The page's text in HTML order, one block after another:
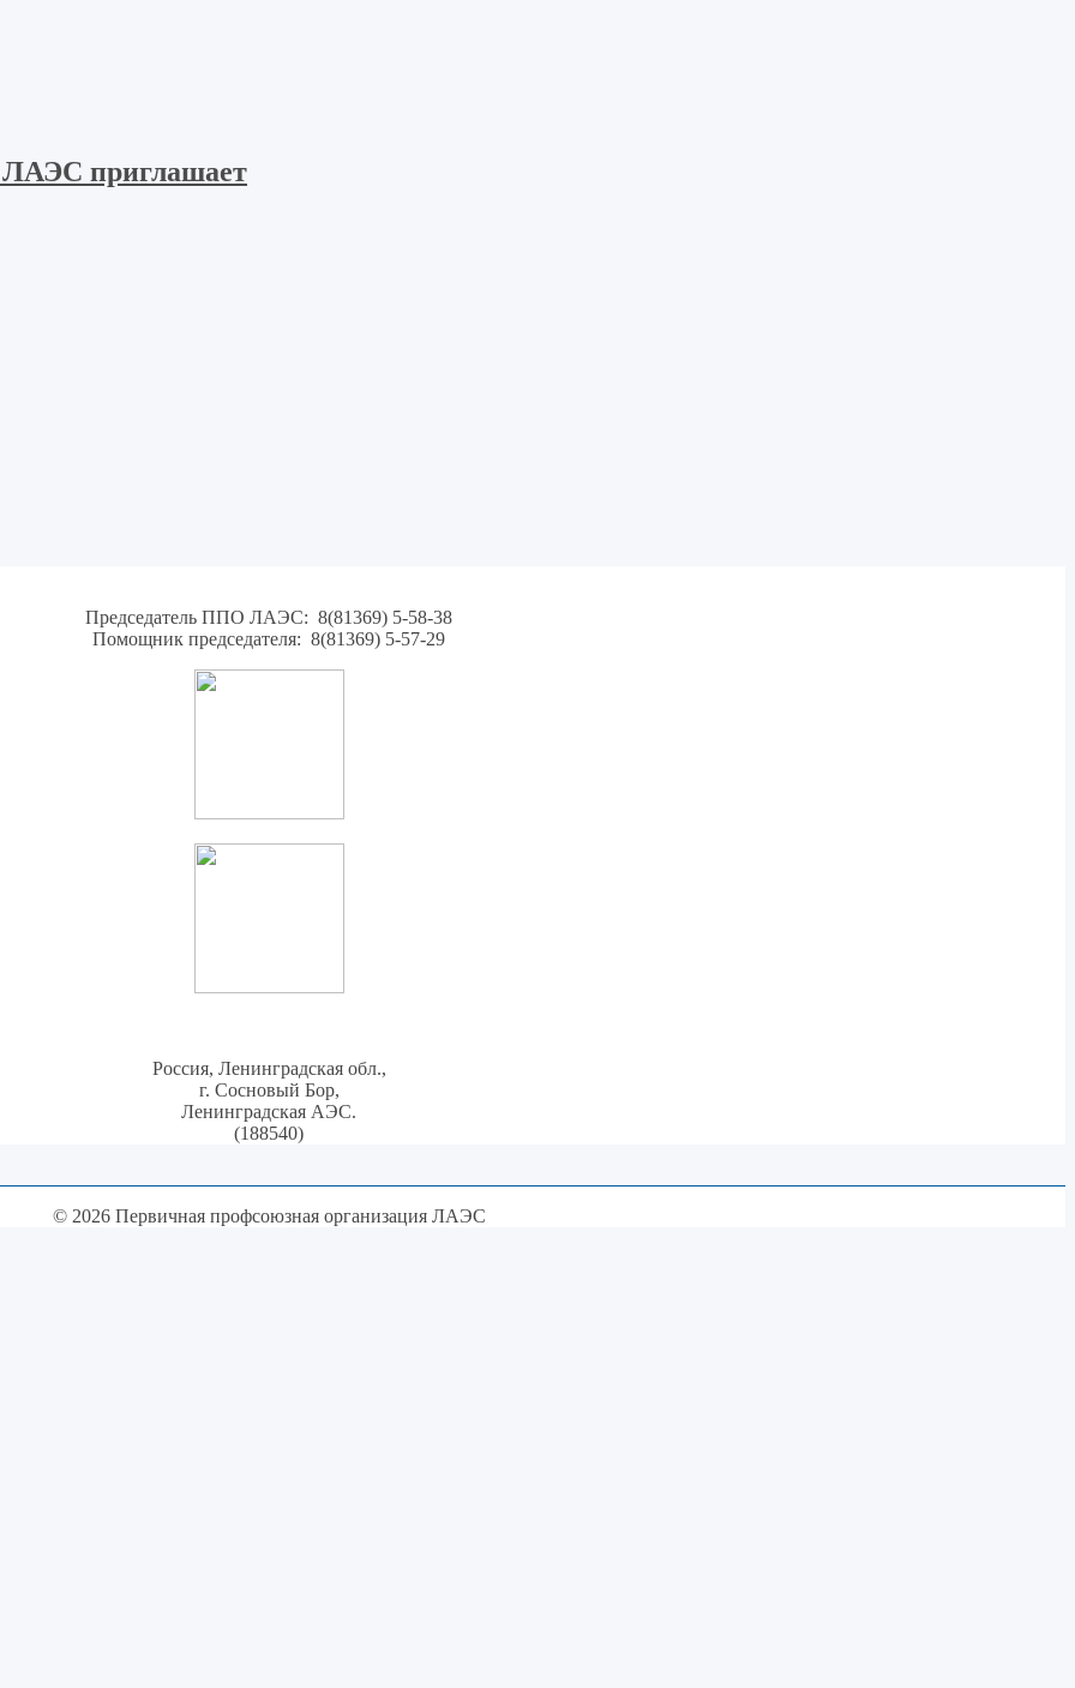
приглашает
Председатель ППО ЛАЭС: 8(81369) 5-58-38
Помощник председателя: 8(81369) 5-57-29
Россия, Ленинградская обл.,
г. Сосновый Бор,
Ленинградская АЭС.
(188540)
© 2026 Первичная профсоюзная организация ЛАЭС